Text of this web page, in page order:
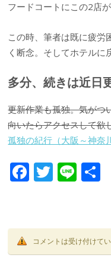
フードコートにこの2店
この時、筆者は既に疲労
く断念。そしてホテルに
多分、続きは近日
更新作業も孤独。気がつ
向いたらアクセスして欲
孤独の紀行（大阪～神
F
b
o
T
er
Li
コメントは受け付けて